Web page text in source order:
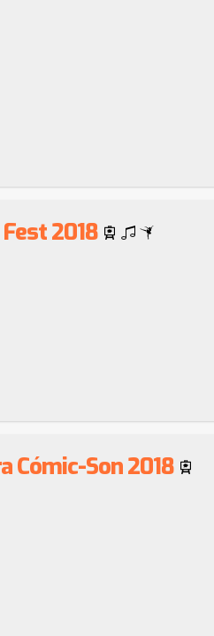
2018
Cómic-Son 2018